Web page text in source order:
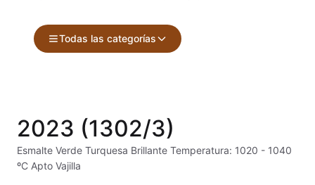
Todas las categorías
Alambre Kanthal
2023 (1302/3)
Esmalte Verde Turquesa Brillante Temperatura: 1020 - 1040
ºC Apto Vajilla